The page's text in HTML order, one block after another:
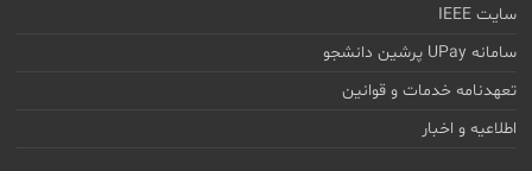
سایت IEEE
سامانه UPay پرشین دانشجو
تعهدنامه خدمات و قوانین
اطلاعیه و اخبار